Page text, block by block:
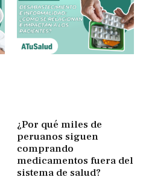
¿Por qué miles de
peruanos siguen
comprando
medicamentos fuera del
sistema de salud?